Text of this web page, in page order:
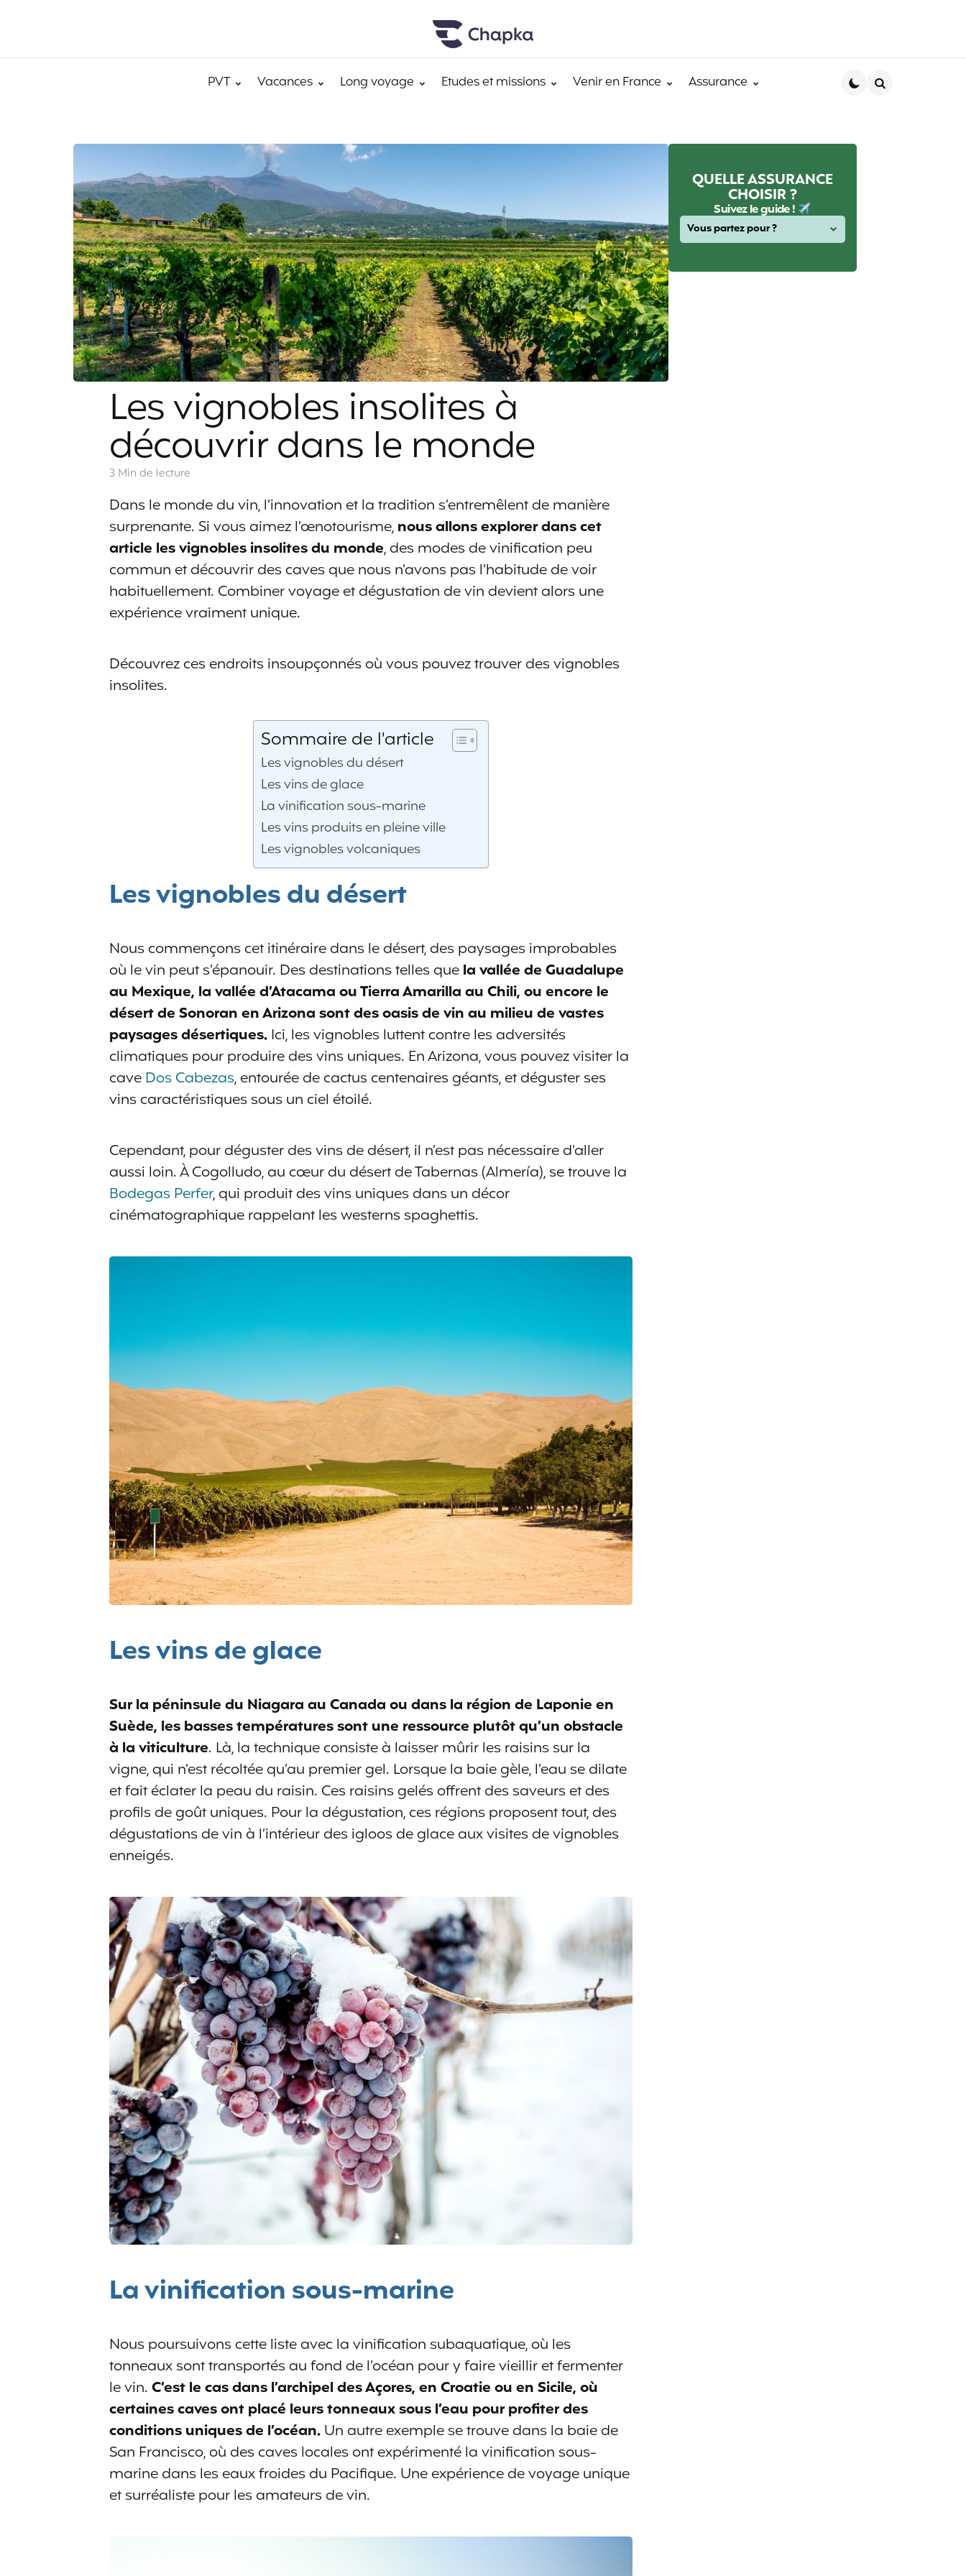
PVT Vacances Long voyage Etudes et missions Venir en France Assurance
Les vignobles insolites à
découvrir dans le monde
3 Min de lecture
Dans le monde du vin, l’innovation et la tradition s’entremêlent de manière
surprenante. Si vous aimez l’œnotourisme,nous allons explorer dans cet
article les vignobles insolites du monde, des modes de vinification peu
commun et découvrir des caves que nous n’avons pas l’habitude de voir
habituellement. Combiner voyage et dégustation de vin devient alors une
expérience vraiment unique.
Découvrez ces endroits insoupçonnés où vous pouvez trouver des vignobles
insolites.
Sommaire de l'article
Les vignobles du désert
Les vins de glace
La vinification sous-marine
Les vins produits en pleine ville
Les vignobles volcaniques
Les vignobles du désert
Nous commençons cet itinéraire dans le désert, des paysages improbables
où le vin peut s’épanouir. Des destinations telles quela vallée de Guadalupe
au Mexique, la vallée d’Atacama ou Tierra Amarilla au Chili, ou encore le
désert de Sonoran en Arizona sont des oasis de vin au milieu de vastes
paysages désertiques.Ici, les vignobles luttent contre les adversités
climatiques pour produire des vins uniques. En Arizona, vous pouvez visiter la
caveDos Cabezas, entourée de cactus centenaires géants, et déguster ses
vins caractéristiques sous un ciel étoilé.
Cependant, pour déguster des vins de désert, il n’est pas nécessaire d’aller
aussi loin. À Cogolludo, au cœur du désert de Tabernas (Almería), se trouve la
Bodegas Perfer, qui produit des vins uniques dans un décor
cinématographique rappelant les westerns spaghettis.
Les vins de glace
Sur la péninsule du Niagara au Canada ou dans la région de Laponie en
Suède, les basses températures sont une ressource plutôt qu’un obstacle
à la viticulture. Là, la technique consiste à laisser mûrir les raisins sur la
vigne, qui n’est récoltée qu’au premier gel. Lorsque la baie gèle, l’eau se dilate
et fait éclater la peau du raisin. Ces raisins gelés offrent des saveurs et des
profils de goût uniques. Pour la dégustation, ces régions proposent tout, des
dégustations de vin à l’intérieur des igloos de glace aux visites de vignobles
enneigés.
La vinification sous-marine
Nous poursuivons cette liste avec la vinification subaquatique, où les
tonneaux sont transportés au fond de l’océan pour y faire vieillir et fermenter
le vin.C’est le cas dans l’archipel des Açores, en Croatie ou en Sicile, où
certaines caves ont placé leurs tonneaux sous l’eau pour profiter des
conditions uniques de l’océan.Un autre exemple se trouve dans la baie de
San Francisco, où des caves locales ont expérimenté la vinification sous-
marine dans les eaux froides du Pacifique. Une expérience de voyage unique
et surréaliste pour les amateurs de vin.
QUELLE ASSURANCE
CHOISIR ?
Suivez le guide !